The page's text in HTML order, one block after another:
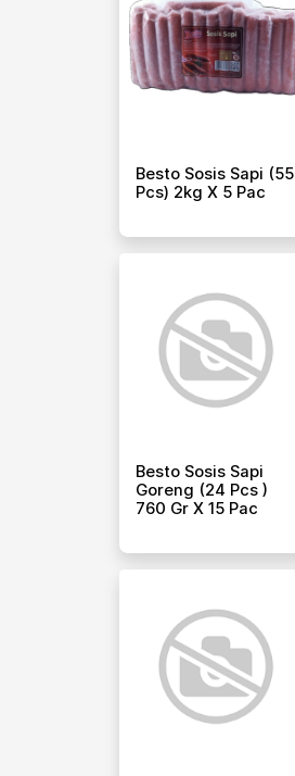
Besto Sosis Sapi (55
Pcs) 2kg X 5 Pac
Besto Sosis Sapi
Goreng (24 Pcs )
760 Gr X 15 Pac